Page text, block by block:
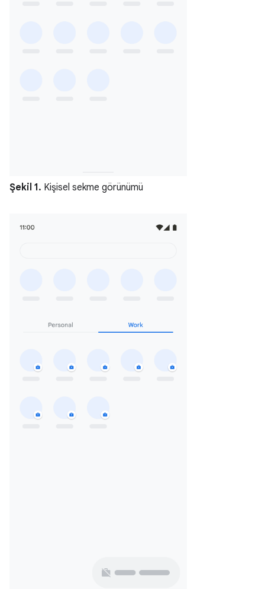
Şekil 1. Kişisel sekme görünümü